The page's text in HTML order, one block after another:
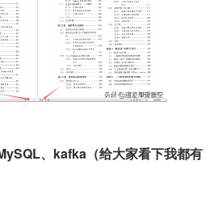
、kafka（给大家看下我都有